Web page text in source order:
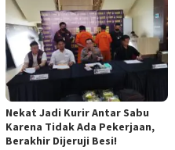
Nekat Jadi Kurir Antar Sabu
Karena Tidak Ada Pekerjaan,
Berakhir Dijeruji Besi!